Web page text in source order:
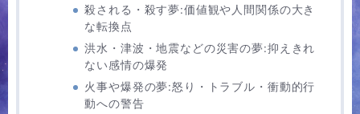
殺される・殺す夢:価値観や人間関係の大き
な転換点
洪水・津波・地震などの災害の夢:抑えきれ
ない感情の爆発
火事や爆発の夢:怒り・トラブル・衝動的行
動への警告